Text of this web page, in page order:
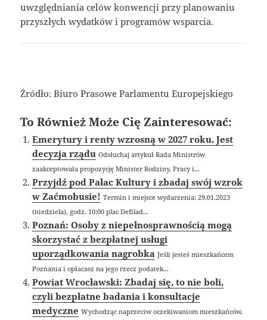
uwzględniania celów konwencji przy planowaniu
przyszłych wydatków i programów wsparcia.
Źródło: Biuro Prasowe Parlamentu Europejskiego
To Również Może Cię Zainteresować:
Emerytury i renty wzrosną w 2027 roku. Jest
decyzja rządu Odsłuchaj artykuł Rada Ministrów
zaakceptowała propozycję Minister Rodziny, Pracy i...
Przyjdź pod Pałac Kultury i zbadaj swój wzrok
w Zaćmobusie! Termin i miejsce wydarzenia: 29.01.2023
(niedziela), godz. 10:00 plac Defilad...
Poznań: Osoby z niepełnosprawnością mogą
skorzystać z bezpłatnej usługi
uporządkowania nagrobka Jeśli jesteś mieszkańcem
Poznania i opłacasz na jego rzecz podatek...
Powiat Wrocławski: Zbadaj się, to nie boli,
czyli bezpłatne badania i konsultacje
medyczne Wychodząc naprzeciw oczekiwaniom mieszkańców,